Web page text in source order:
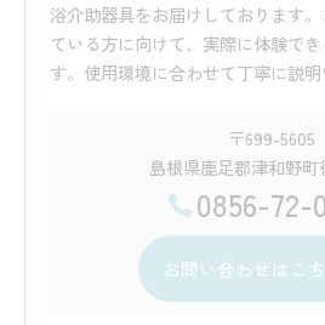
浴介助器具をお届けしております
ている方に向けて、実際に体験で
す。使用環境に合わせて丁寧に説明
〒699-5605
島根県鹿足郡津和野町
0856-72-
お問い合わせはこ